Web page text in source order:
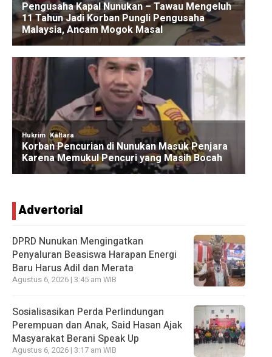
Advertorial
DPRD Nunukan Mengingatkan
Penyaluran Beasiswa Harapan Energi
Baru Harus Adil dan Merata
Agustus 6, 2026 | 3:45 am WIB
Sosialisasikan Perda Perlindungan
Perempuan dan Anak, Said Hasan Ajak
Masyarakat Berani Speak Up
Agustus 6, 2026 | 3:17 am WIB